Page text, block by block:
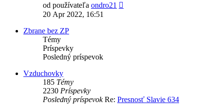
od používateľa ondro21
20 Apr 2022, 16:51
Zbrane bez ZP
Témy
Príspevky
Posledný príspevok
Vzduchovky
185 Témy
2230 Príspevky
Posledný príspevokRe: Presnosť Slavie 634